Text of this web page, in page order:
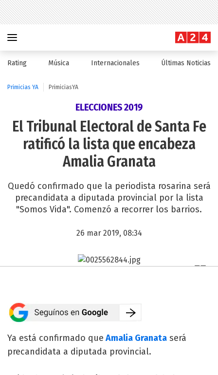
Rating Música Internacionales Últimas Noticias
Primicias YA PrimiciasYA
ELECCIONES 2019
El Tribunal Electoral de Santa Fe
ratificó la lista que encabeza
Amalia Granata
Quedó confirmado que la periodista rosarina será
precandidata a diputada provincial por la lista
"Somos Vida". Comenzó a recorrer los barrios.
26 mar 2019, 08:34
Ya está confirmado que Amalia Granata será
precandidata a diputada provincial.